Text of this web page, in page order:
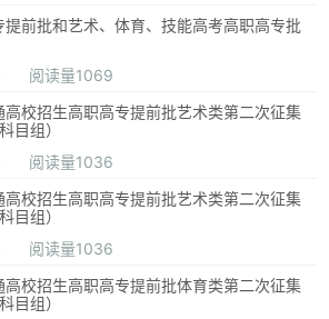
前批和艺术、体育、技能高考高职高专批
阅读量1069
校招生高职高专提前批艺术类第二次征集
目组）
阅读量1036
校招生高职高专提前批艺术类第二次征集
目组）
阅读量1036
校招生高职高专提前批体育类第二次征集
目组）